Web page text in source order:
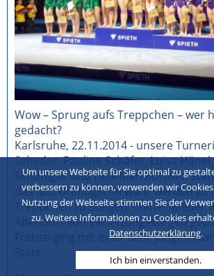
Wow – Sprung aufs Treppchen – wer
gedacht?
Karlsruhe, 22.11.2014 - unsere
Scheder, Pauline Schäfer, Luisa
Schöniger und Lina-Marie Ohlsen
das fast Unmögliche wahr werden zu
Treppchen zu steigen. Immer wieder
Altendorf von Verletzungssorgen
Frehse ging mit einer sehr jungen
Um unsere Webseite für Sie optimal zu
verbessern zu können, verwenden wir
Nutzung der Webseite stimmen Sie der
zu. Weitere Informationen zu Cookies
Datenschutzerklärung.
Ich bin einverstanden.